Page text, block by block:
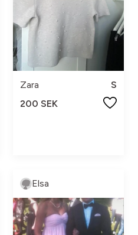
Zara
S
200 SEK
Elsa